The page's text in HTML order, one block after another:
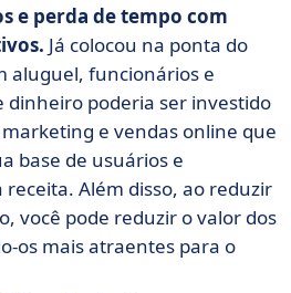
e perda de tempo com
Já colocou na ponta do
aluguel, funcionários e
dinheiro poderia ser investido
e vendas online que
base de usuários e
Além disso, ao reduzir
você pode reduzir o valor dos
os mais atraentes para o